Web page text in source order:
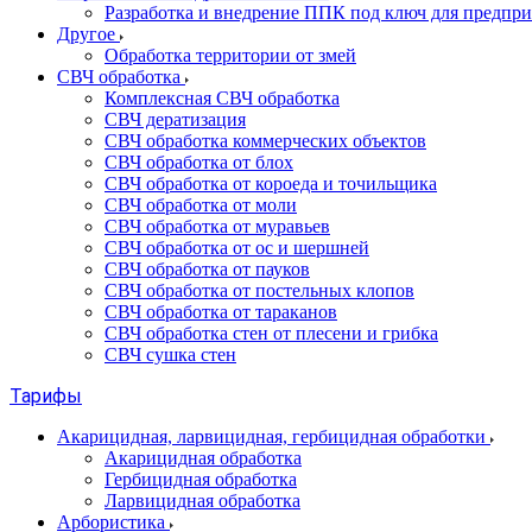
Разработка и внедрение ППК под ключ для
Другое
Обработка территории от змей
СВЧ обработка
Комплексная СВЧ обработка
СВЧ дератизация
СВЧ обработка коммерческих объектов
СВЧ обработка от блох
СВЧ обработка от короеда и точильщика
СВЧ обработка от моли
СВЧ обработка от муравьев
СВЧ обработка от ос и шершней
СВЧ обработка от пауков
СВЧ обработка от постельных клопов
СВЧ обработка от тараканов
СВЧ обработка стен от плесени и грибка
СВЧ сушка стен
Тарифы
Акарицидная, ларвицидная, гербицидная обработки
Акарицидная обработка
Гербицидная обработка
Ларвицидная обработка
Арбористика